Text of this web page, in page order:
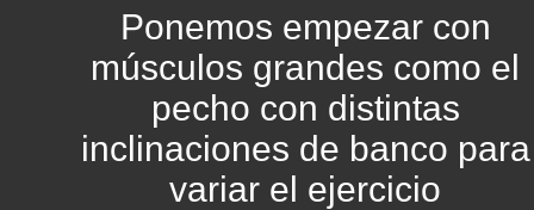
Ponemos empezar con
músculos grandes como el
pecho con distintas
inclinaciones de banco para
variar el ejercicio